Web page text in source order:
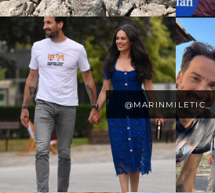
@MARINMILETIC_